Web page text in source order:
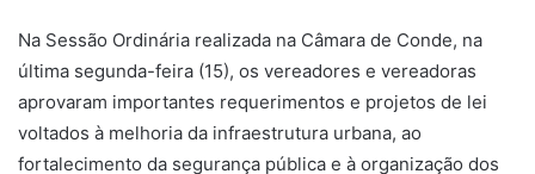
Na Sessão Ordinária realizada na Câmara de Conde, na
última segunda-feira (15), os vereadores e vereadoras
aprovaram importantes requerimentos e projetos de lei
voltados à melhoria da infraestrutura urbana, ao
fortalecimento da segurança pública e à organização dos